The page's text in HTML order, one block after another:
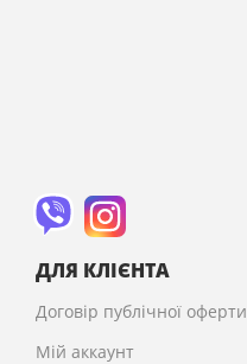
ДЛЯ КЛІЄНТА
Договір публічної оферти
Мій аккаунт